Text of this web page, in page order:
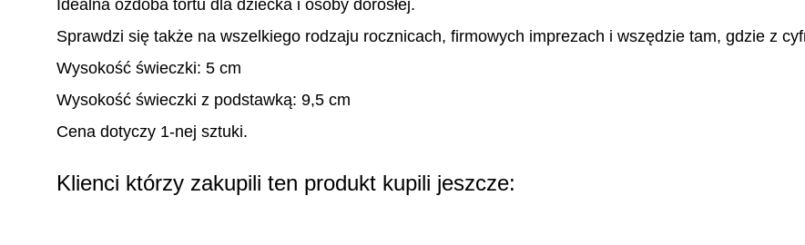
Idealna ozdoba tortu dla dziecka i osoby dorosłej.
Sprawdzi się także na wszelkiego rodzaju rocznicach, firmowych imprezach i wszędzie tam, gdzie z
Wysokość świeczki: 5 cm
Wysokość świeczki z podstawką: 9,5 cm
Cena dotyczy 1-nej sztuki.
Klienci którzy zakupili ten produkt kupili jeszcze: